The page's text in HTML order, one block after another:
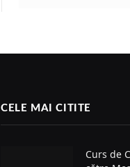
CELE MAI CITITE
Curs de